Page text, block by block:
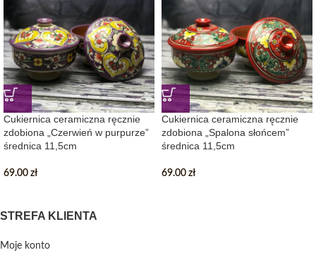
Cukiernica ceramiczna ręcznie
zdobiona „Czerwień w purpurze”
średnica 11,5cm
69.00 zł
Cukiernica ceramiczna ręcznie
zdobiona „Spalona słońcem”
średnica 11,5cm
69.00 zł
STREFA KLIENTA
Moje konto